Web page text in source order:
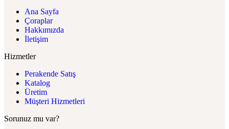
Ana Sayfa
Çoraplar
Hakkımızda
İletişim
Hizmetler
Perakende Satış
Katalog
Üretim
Müşteri Hizmetleri
Sorunuz mu var?